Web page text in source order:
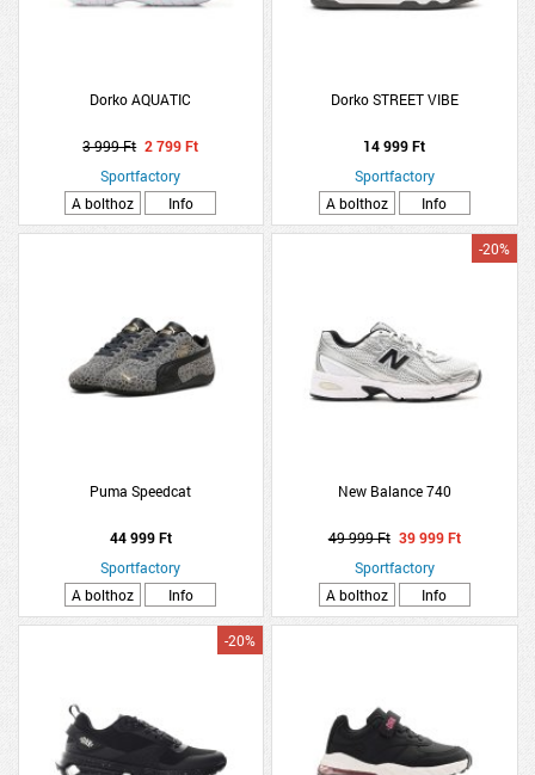
Dorko AQUATIC
3 999 Ft 2 799 Ft
Sportfactory
A bolthoz
Info
Dorko STREET VIBE
14 999 Ft
Sportfactory
A bolthoz
Info
Puma Speedcat
44 999 Ft
Sportfactory
A bolthoz
Info
New Balance 740
-20%
49 999 Ft 39 999 Ft
Sportfactory
A bolthoz
Info
-20%